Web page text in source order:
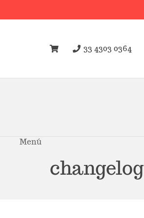
33 4303 0364
Menú
changelog